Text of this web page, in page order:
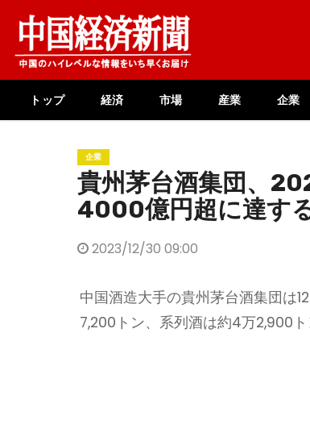
content
トップ 経済 市場 産業 企業
企業
貴州茅台酒集団、
4000億円超に達す
2023/12/30 09:00
中国酒造大手の貴州茅台酒集団は
7,200トン、系列酒は約4万2,900ト